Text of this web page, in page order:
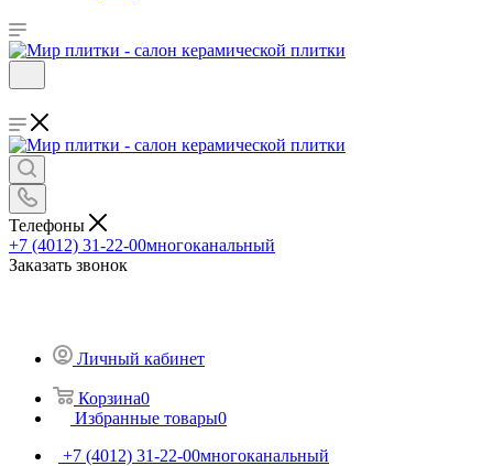
Телефоны
+7 (4012) 31-22-00многоканальный
Заказать звонок
Личный кабинет
Корзина0
Избранные товары0
+7 (4012) 31-22-00многоканальный